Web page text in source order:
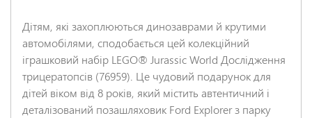
Дітям, які захоплюються динозаврами й крутими
автомобілями, сподобається цей колекційний
іграшковий набір LEGO® Jurassic World Дослідження
трицератопсів (76959). Це чудовий подарунок для
дітей віком від 8 років, який містить автентичний і
деталізований позашляховик Ford Explorer з парку
*
Заголовок відгуку
*
Відгук